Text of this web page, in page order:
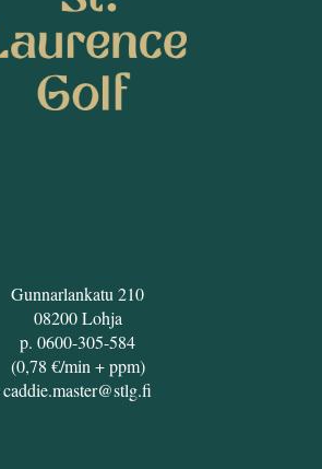
Gunnarlankatu 210
08200 Lohja
p. 0600-305-584
(0,78 €/min + ppm)
caddie.master@stlg.fi